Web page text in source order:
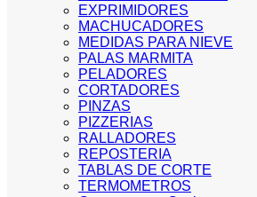
EXPRIMIDORES
MACHUCADORES
MEDIDAS PARA NIEVE
PALAS MARMITA
PELADORES
CORTADORES
PINZAS
PIZZERIAS
RALLADORES
REPOSTERIA
TABLAS DE CORTE
TERMOMETROS